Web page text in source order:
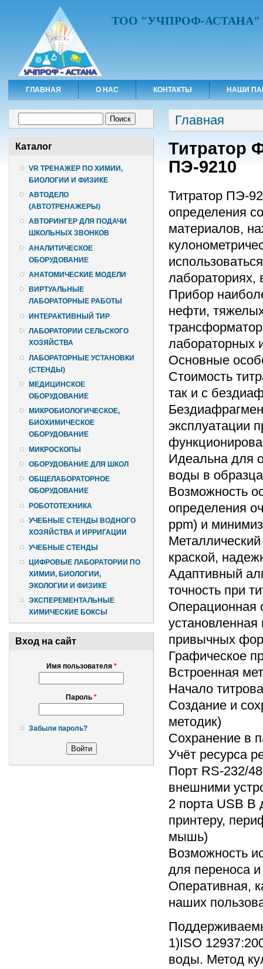
ТОО "УЧПРОФ-АСТАНА"
ГЛАВНАЯ О НАС КОНТАКТЫ НАШИ
Каталог
VR ТРЕНАЖЕР ПО ХИМИИ,
БИОЛОГИИ И ФИЗИКЕ
АВТОДЕЛО
(АВТОТРЕНАЖЕРЫ)
АВТОРИНГЕР ДЛЯ ПОДАЧИ
ШКОЛЬНЫХ ЗВОНКОВ
АНАЛИТИЧЕСКОЕ
ОБОРУДОВАНИЕ
АНАТОМИЧЕСКИЕ МОДЕЛИ
ВИРТУАЛЬНЫЕ
ЛАБОРАТОРНЫЕ РАБОТЫ
ИНТЕРАКТИВНЫЙ ТИР
ЛАБОРАТОРИИ СЕЛЬСКОГО
ХОЗЯЙСТВА
ЛАБОРАТОРНЫЕ УСТАНОВКИ
(СТЕНДЫ)
МЕДИЦИНСКОЕ
ОБОРУДОВАНИЕ
МИКРОБИОЛОГИЧЕСКОЕ,
БИОХИМИЧЕСКОЕ
ОБОРУДОВАНИЕ
МИКРОСКОПЫ
ОБОРУДОВАНИЕ ДЛЯ ШКОЛ
ОБЩЕЛАБОРАТОРНОЕ
ОБОРУДОВАНИЕ
РОБОТОТЕХНИКА
УЧЕБНЫЕ СТЕНДЫ ВОДНОГО
ХОЗЯЙСТВА И ИРРИГАЦИИ
УЧЕБНЫЕ СТЕНДЫ
ЦИФРОВЫЕ ЛАБОРАТОРИИ ПО
ХИМИИ, БИОЛОГИИ,
ЭКОЛОГИИ И ФИЗИКЕ
ЭКСПЕРЕМЕНТАЛЬНЫЕ
ХИМИЧЕСКИЕ БОКСЫ
Вход на сайт
Имя пользователя *
Пароль *
Забыли пароль?
Вы здесь
Главная
Титратор
ПЭ-9210
Титратор ПЭ-
определения
материалов,
лабораториях,
Прибор
нефти,
лабораторных
Основные
Стоимость
так и с
эксплуатации
Идеальна для
воды в
Возможность
определения
ppm) и
краской,
Адаптивный
точность при
Операционная
привычных
Графическое
Встроенная
Начало
Создание и
методик)
Сохранение в
Учёт ресурса
Порт RS-232/
внешними
2 порта USB B
принтеру,
мышь)
Возможность
для переноса
Оперативная,
наших
1)ISO
воды. Метод